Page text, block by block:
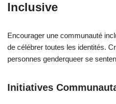
Inclusive
Encourager une communauté
de célébrer toutes les identités.
personnes genderqueer se
Initiatives